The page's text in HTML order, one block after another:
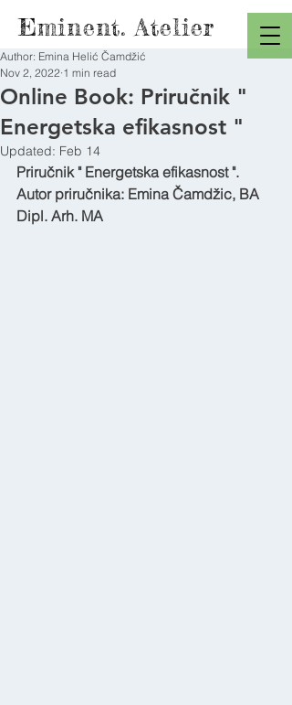
Eminent. Atelier
Online Book: Priručnik "
Energetska efikasnost "
Author: Emina Helić Čamdžić
Nov 2, 2022 1 min read
Updated: Feb 14
Priručnik " Energetska efikasnost ".
Autor priručnika: Emina Čamdžic, BA
Dipl. Arh. MA